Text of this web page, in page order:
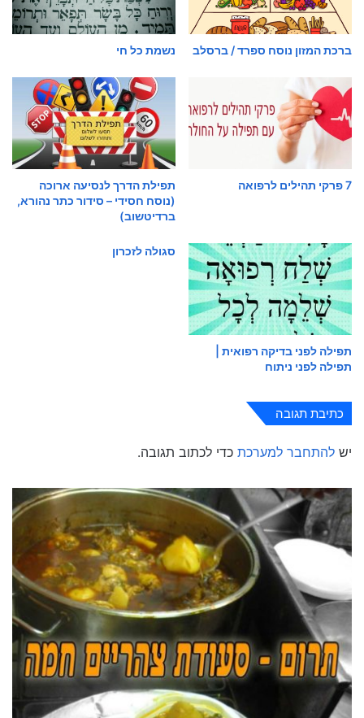
ברכת המזון נוסח ספרד / ברסלב נשמת כל חי
7 פרקי תהילים לרפואה
תפילת הדרך לנסיעה ארוכה
(נוסח חסידי – סידור כתר נהורא,
ברדיטשוב)
תפילה לפני בדיקה רפואית |
תפילה לפני ניתוח
סגולה לזכרון
כתיבת תגובה
יש להתחבר למערכת כדי לכתוב תגובה.